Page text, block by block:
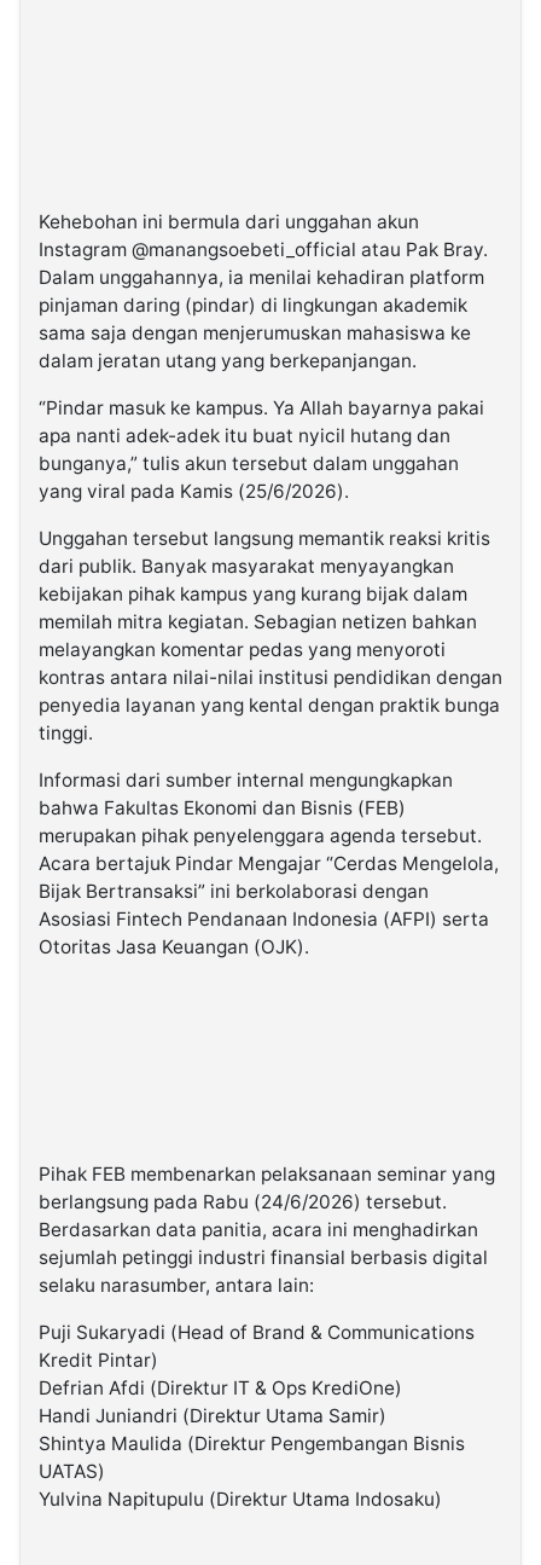
Kehebohan ini bermula dari unggahan akun
Instagram @manangsoebeti_official atau Pak Bray.
Dalam unggahannya, ia menilai kehadiran platform
pinjaman daring (pindar) di lingkungan akademik
sama saja dengan menjerumuskan mahasiswa ke
dalam jeratan utang yang berkepanjangan.
“Pindar masuk ke kampus. Ya Allah bayarnya pakai
apa nanti adek-adek itu buat nyicil hutang dan
bunganya,” tulis akun tersebut dalam unggahan
yang viral pada Kamis (25/6/2026).
Unggahan tersebut langsung memantik reaksi kritis
dari publik. Banyak masyarakat menyayangkan
kebijakan pihak kampus yang kurang bijak dalam
memilah mitra kegiatan. Sebagian netizen bahkan
melayangkan komentar pedas yang menyoroti
kontras antara nilai-nilai institusi pendidikan dengan
penyedia layanan yang kental dengan praktik bunga
tinggi.
Informasi dari sumber internal mengungkapkan
bahwa Fakultas Ekonomi dan Bisnis (FEB)
merupakan pihak penyelenggara agenda tersebut.
Acara bertajuk Pindar Mengajar “Cerdas Mengelola,
Bijak Bertransaksi” ini berkolaborasi dengan
Asosiasi Fintech Pendanaan Indonesia (AFPI) serta
Otoritas Jasa Keuangan (OJK).
Pihak FEB membenarkan pelaksanaan seminar yang
berlangsung pada Rabu (24/6/2026) tersebut.
Berdasarkan data panitia, acara ini menghadirkan
sejumlah petinggi industri finansial berbasis digital
selaku narasumber, antara lain:
Puji Sukaryadi (Head of Brand & Communications
Kredit Pintar)
Defrian Afdi (Direktur IT & Ops KrediOne)
Handi Juniandri (Direktur Utama Samir)
Shintya Maulida (Direktur Pengembangan Bisnis
UATAS)
Yulvina Napitupulu (Direktur Utama Indosaku)